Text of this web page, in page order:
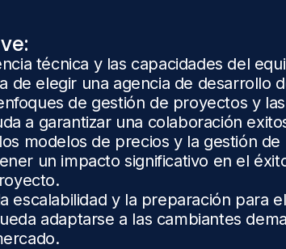
técnica y las capacidades del
de elegir una agencia de desarrollo
de gestión de proyectos y
a garantizar una colaboración
modelos de precios y la gestión
un impacto significativo en el
escalabilidad y la preparación para
adaptarse a las cambiantes